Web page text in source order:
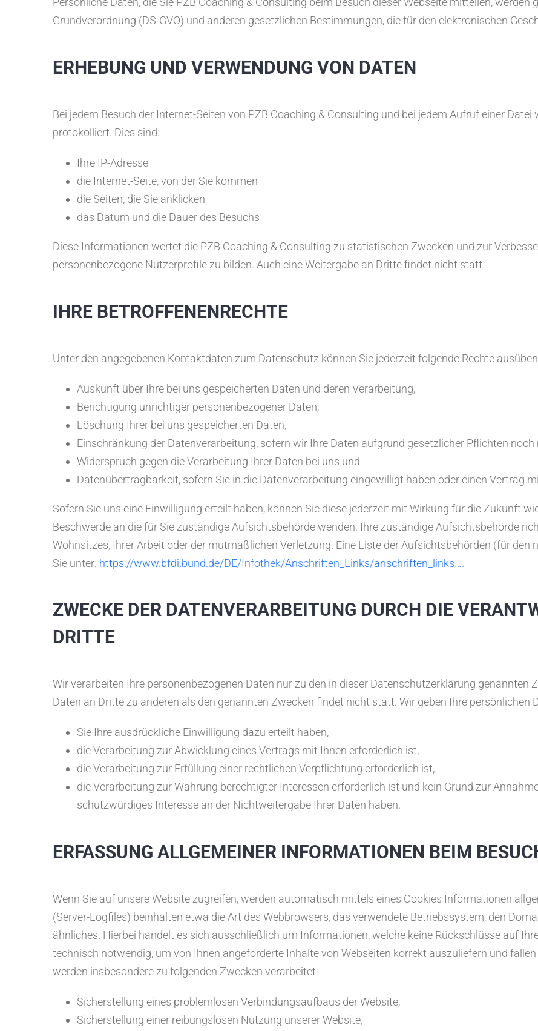
Grundverordnung (DS-GVO) und anderen gesetzlichen Bestimmungen, die für den elektronischen
ERHEBUNG UND VERWENDUNG VON DATEN
Bei jedem Besuch der Internet-Seiten von PZB Coaching & Consulting und bei jedem Aufruf einer Datei
protokolliert. Dies sind:
Ihre IP-Adresse
die Internet-Seite, von der Sie kommen
die Seiten, die Sie anklicken
das Datum und die Dauer des Besuchs
Diese Informationen wertet die PZB Coaching & Consulting zu statistischen Zwecken und zur
personenbezogene Nutzerprofile zu bilden. Auch eine Weitergabe an Dritte findet nicht statt.
IHRE BETROFFENENRECHTE
Unter den angegebenen Kontaktdaten zum Datenschutz können Sie jederzeit folgende Rechte
Auskunft über Ihre bei uns gespeicherten Daten und deren Verarbeitung,
Berichtigung unrichtiger personenbezogener Daten,
Löschung Ihrer bei uns gespeicherten Daten,
Einschränkung der Datenverarbeitung, sofern wir Ihre Daten aufgrund gesetzlicher Pflichten
Widerspruch gegen die Verarbeitung Ihrer Daten bei uns und
Datenübertragbarkeit, sofern Sie in die Datenverarbeitung eingewilligt haben oder einen Vertrag
Sofern Sie uns eine Einwilligung erteilt haben, können Sie diese jederzeit mit Wirkung für die Zukunft
Beschwerde an die für Sie zuständige Aufsichtsbehörde wenden. Ihre zuständige Aufsichtsbehörde
Wohnsitzes, Ihrer Arbeit oder der mutmaßlichen Verletzung. Eine Liste der Aufsichtsbehörden (für
Sie unter: https://www.bfdi.bund.de/DE/Infothek/Anschriften_Links/anschriften_links….
ZWECKE DER DATENVERARBEITUNG DURCH DIE
DRITTE
Wir verarbeiten Ihre personenbezogenen Daten nur zu den in dieser Datenschutzerklärung genannten
Daten an Dritte zu anderen als den genannten Zwecken findet nicht statt. Wir geben Ihre persönlichen
Sie Ihre ausdrückliche Einwilligung dazu erteilt haben,
die Verarbeitung zur Abwicklung eines Vertrags mit Ihnen erforderlich ist,
die Verarbeitung zur Erfüllung einer rechtlichen Verpflichtung erforderlich ist,
die Verarbeitung zur Wahrung berechtigter Interessen erforderlich ist und kein Grund zur
schutzwürdiges Interesse an der Nichtweitergabe Ihrer Daten haben.
ERFASSUNG ALLGEMEINER INFORMATIONEN BEIM
Wenn Sie auf unsere Website zugreifen, werden automatisch mittels eines Cookies Informationen
(Server-Logfiles) beinhalten etwa die Art des Webbrowsers, das verwendete Betriebssystem, den
ähnliches. Hierbei handelt es sich ausschließlich um Informationen, welche keine Rückschlüsse auf
technisch notwendig, um von Ihnen angeforderte Inhalte von Webseiten korrekt auszuliefern und
werden insbesondere zu folgenden Zwecken verarbeitet:
Sicherstellung eines problemlosen Verbindungsaufbaus der Website,
Sicherstellung einer reibungslosen Nutzung unserer Website,